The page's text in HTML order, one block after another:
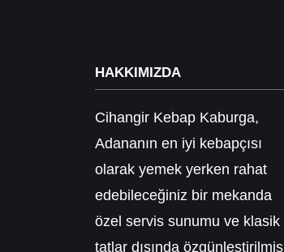
HAKKIMIZDA
Cihangir Kebap Kaburga,
Adananın en iyi kebapçısı
olarak yemek yerken rahat
edebileceğiniz bir mekanda
özel servis sunumu ve klasik
tatlar dışında özgünleştirilmiş